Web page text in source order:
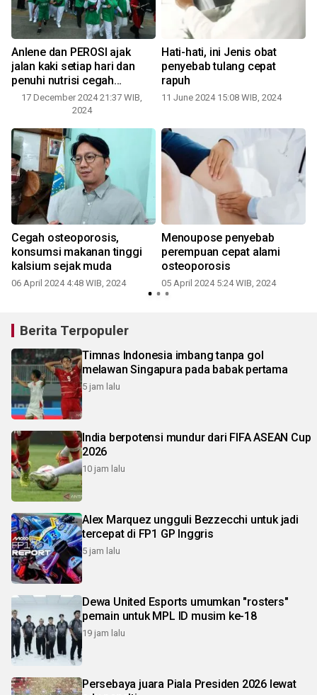
Anlene dan PEROSI ajak
jalan kaki setiap hari dan
penuhi nutrisi cegah
osteoporosis
17 December 2024 21:37 WIB,
2024
Hati-hati, ini Jenis obat
penyebab tulang cepat
rapuh
11 June 2024 15:08 WIB, 2024
Cegah osteoporosis,
konsumsi makanan tinggi
kalsium sejak muda
06 April 2024 4:48 WIB, 2024
Menoupose penyebab
perempuan cepat alami
osteoporosis
05 April 2024 5:24 WIB, 2024
Berita Terpopuler
Timnas Indonesia imbang tanpa gol
melawan Singapura pada babak pertama
5 jam lalu
India berpotensi mundur dari FIFA ASEAN Cup
2026
10 jam lalu
Alex Marquez ungguli Bezzecchi untuk jadi
tercepat di FP1 GP Inggris
5 jam lalu
Dewa United Esports umumkan "rosters"
pemain untuk MPL ID musim ke-18
19 jam lalu
Persebaya juara Piala Presiden 2026 lewat